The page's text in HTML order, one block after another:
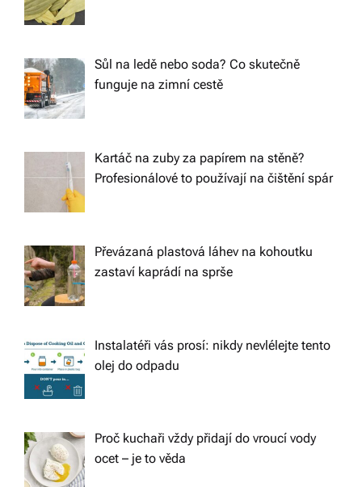
Sůl na ledě nebo soda? Co skutečně
funguje na zimní cestě
Kartáč na zuby za papírem na stěně?
Profesionálové to používají na čištění spár
Převázaná plastová láhev na kohoutku
zastaví kaprádí na sprše
Instalatéři vás prosí: nikdy nevlélejte tento
olej do odpadu
Proč kuchaři vždy přidají do vroucí vody
ocet – je to věda